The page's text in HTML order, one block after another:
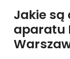
Jakie
aparatu